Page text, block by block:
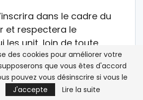
dans le cadre du
et respectera le
les unit, loin de toute
d’imposer le fait
clairement le cadre
des cookies pour améliorer votre
que vous êtes d'accord
pouvez vous désinscrire si vous le
J'accepte Lire la suite